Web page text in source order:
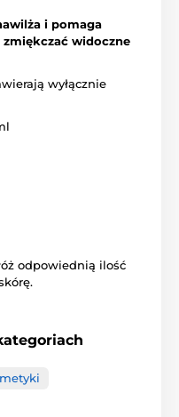
i pomaga
zmiękczać widoczne
wyłącznie
odpowiednią ilość